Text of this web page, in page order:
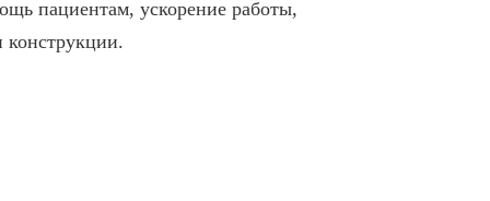
пациентам, ускорение работы,